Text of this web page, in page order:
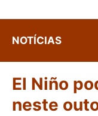
NOTÍCIAS
El Niño
neste